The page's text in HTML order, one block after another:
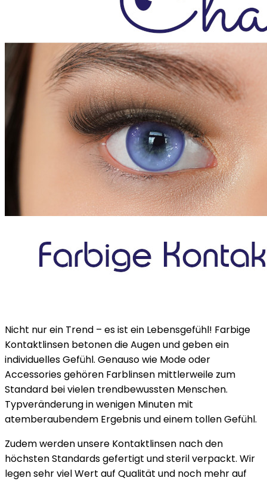
Nicht nur ein Trend – es ist ein Lebensgefühl! Farbige
Kontaktlinsen betonen die Augen und geben ein
individuelles Gefühl. Genauso wie Mode oder
Accessories gehören Farblinsen mittlerweile zum
Standard bei vielen trendbewussten Menschen.
Typveränderung in wenigen Minuten mit
atemberaubendem Ergebnis und einem tollen Gefühl.
Zudem werden unsere Kontaktlinsen nach den
höchsten Standards gefertigt und steril verpackt. Wir
legen sehr viel Wert auf Qualität und noch mehr auf